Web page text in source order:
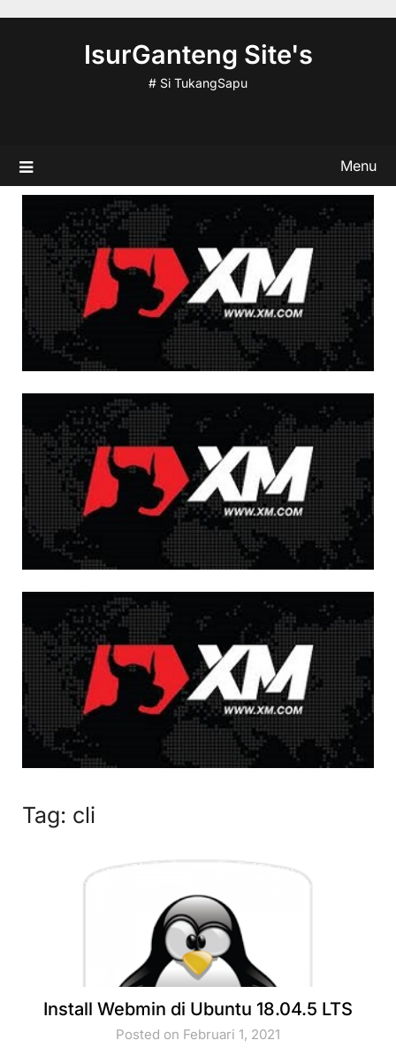
IsurGanteng Site's
# Si TukangSapu
Menu
Tag: cli
Install Webmin di Ubuntu 18.04.5 LTS
Posted on Februari 1, 2021